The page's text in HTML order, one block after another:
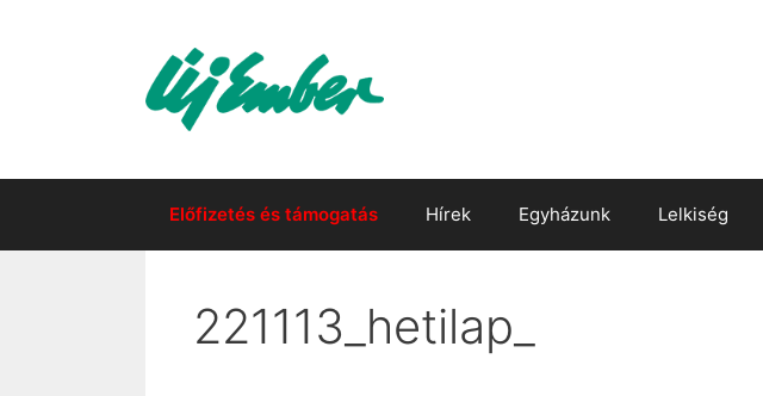
Előfizetés és támogatás Hírek Egyházunk Lelkiség
221113_hetilap_